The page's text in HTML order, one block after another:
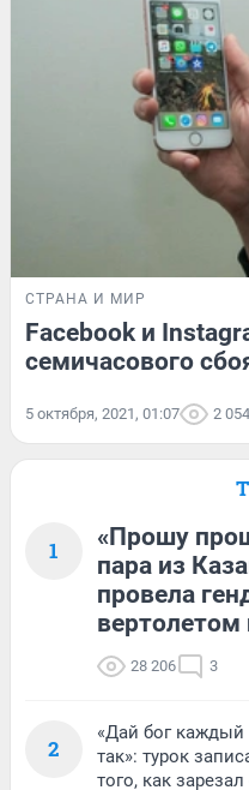
СТРАНА И МИР
Facebook и
семичасового
5 октября, 2021, 01:07 2 054
1
«Прошу
пара из
провела
вертолетом
28 206 3
2
«Дай бог каждый
так»: турок
того, как